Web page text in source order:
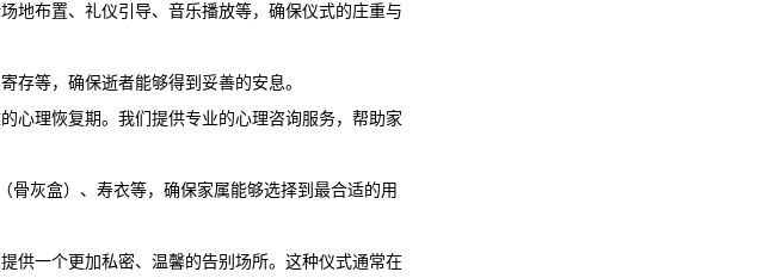
地布置、礼仪引导、音乐播放等，确保仪式的庄重与
存等，确保逝者能够得到妥善的安息。
心理恢复期。我们提供专业的心理咨询服务，帮助家
灰盒）、寿衣等，确保家属能够选择到最合适的用
供一个更加私密、温馨的告别场所。这种仪式通常在